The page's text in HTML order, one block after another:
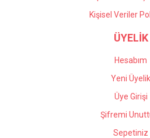
Kişisel Veriler
ÜYELİK
Hesabım
Yeni Üyelik
Üye Girişi
Şifremi
Sepetiniz